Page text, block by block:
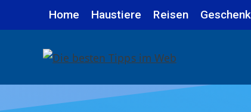
Inhalt
Home Haustiere Reisen